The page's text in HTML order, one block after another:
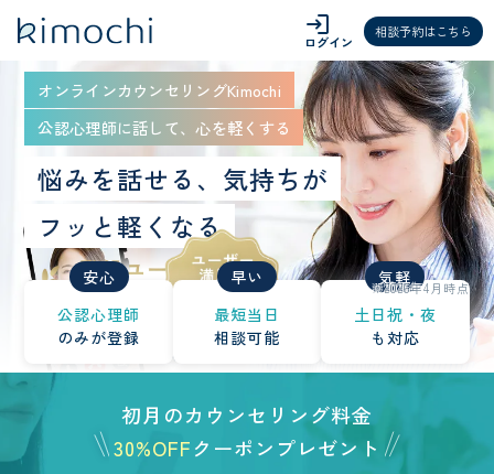
login
ログイン
相談予約はこちら
オンラインカウンセリングKimochi
公認心理師に話して、心を軽くする
悩みを話せる、気持ちが
フッと軽くなる
安心
公認心理師
のみが登録
早い
最短当日
相談可能
気軽
土日祝・夜
も対応
※2026年4月時点
初月のカウンセリング料金
30%OFFクーポンプレゼント